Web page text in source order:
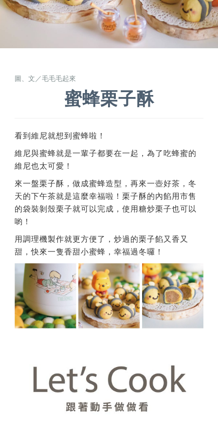
圖、文／毛毛毛起來
蜜蜂栗子酥
看到維尼就想到蜜蜂啦！
維尼與蜜蜂就是一輩子都要在一起，為了吃蜂蜜的
維尼也太可愛！
來一盤栗子酥，做成蜜蜂造型，再來一壺好茶，冬
天的下午茶就是這麼幸福啦！栗子酥的內餡用市售
的袋裝剝殼栗子就可以完成，使用糖炒栗子也可以
喲！
用調理機製作就更方便了，炒過的栗子餡又香又
甜，快來一隻香甜小蜜蜂，幸福過冬囉！